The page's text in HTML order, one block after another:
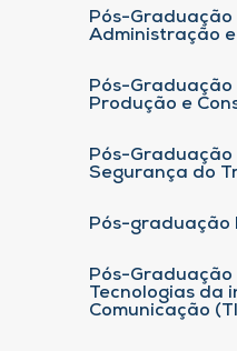
Pós-Graduação
Administração
Pós-Graduação
Produção e
Pós-Graduação
Segurança do
Pós-graduação
Pós-Graduação
Tecnologias da
Comunicação